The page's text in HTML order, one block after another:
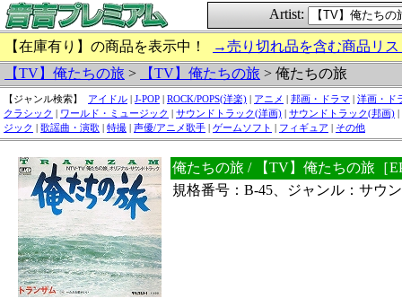
Artist:
【在庫有り】の商品を表示中！
→売り切れ品を含む商品リ
【TV】俺たちの旅 > 【TV】俺たちの旅 > 俺たちの旅
【ジャンル検索】 アイドル | J-POP | ROCK/POPS(洋楽) | アニメ | 邦画・ドラマ | 洋画・ド
クラシック | ワールド・ミュージック | サウンドトラック(洋画) | サウンドトラック(邦画) |
ジック | 歌謡曲・演歌 | 特撮 | 声優/アニメ歌手 | ゲームソフト | フィギュア | その他
俺たちの旅 / 【TV】俺たちの旅［
規格番号：B-45、ジャンル：サウ